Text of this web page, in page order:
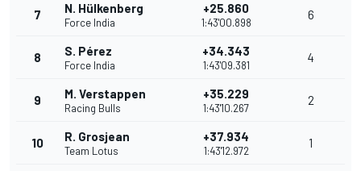
7 N. Hülkenberg
Force India
+25.860
1:43'00.898
6
8 S. Pérez
Force India
+34.343
1:43'09.381
4
9 M. Verstappen
Racing Bulls
+35.229
1:43'10.267
2
10 R. Grosjean
Team Lotus
+37.934
1:43'12.972
1